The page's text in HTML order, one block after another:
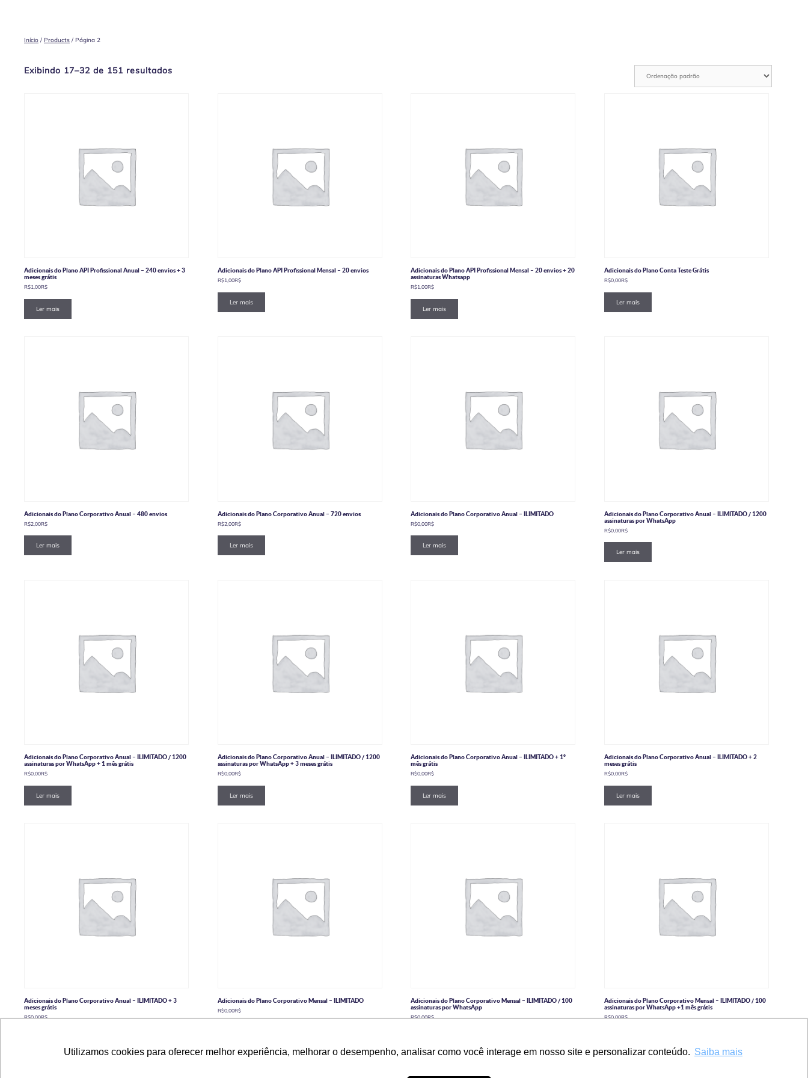
Utilizamos cookies para oferecer melhor experiência, melhorar o desempenho, analisar como você interage em nosso site e personalizar conteúdo. Saiba mais
Início / Products / Página 2
Exibindo 17–32 de 151 resultados
Adicionais do Plano API Profissional Anual – 240 envios + 3
meses grátis
R$1,00R$
Ler mais
Adicionais do Plano API Profissional Mensal – 20 envios
R$1,00R$
Ler mais
Adicionais do Plano API Profissional Mensal – 20 envios + 20
assinaturas Whatsapp
R$1,00R$
Ler mais
Adicionais do Plano Conta Teste Grátis
R$0,00R$
Ler mais
Adicionais do Plano Corporativo Anual – 480 envios
R$2,00R$
Ler mais
Adicionais do Plano Corporativo Anual – 720 envios
R$2,00R$
Ler mais
Adicionais do Plano Corporativo Anual – ILIMITADO
R$0,00R$
Ler mais
Adicionais do Plano Corporativo Anual – ILIMITADO / 1200
assinaturas por WhatsApp
R$0,00R$
Ler mais
Adicionais do Plano Corporativo Anual – ILIMITADO / 1200
assinaturas por WhatsApp + 1 mês grátis
R$0,00R$
Ler mais
Adicionais do Plano Corporativo Anual – ILIMITADO / 1200
assinaturas por WhatsApp + 3 meses grátis
R$0,00R$
Ler mais
Adicionais do Plano Corporativo Anual – ILIMITADO + 1º
mês grátis
R$0,00R$
Ler mais
Adicionais do Plano Corporativo Anual – ILIMITADO + 2
meses grátis
R$0,00R$
Ler mais
Adicionais do Plano Corporativo Anual – ILIMITADO + 3
meses grátis
R$0,00R$
Adicionais do Plano Corporativo Mensal – ILIMITADO
R$0,00R$
Adicionais do Plano Corporativo Mensal – ILIMITADO / 100
assinaturas por WhatsApp
R$0,00R$
Adicionais do Plano Corporativo Mensal – ILIMITADO / 100
assinaturas por WhatsApp +1 mês grátis
R$0,00R$